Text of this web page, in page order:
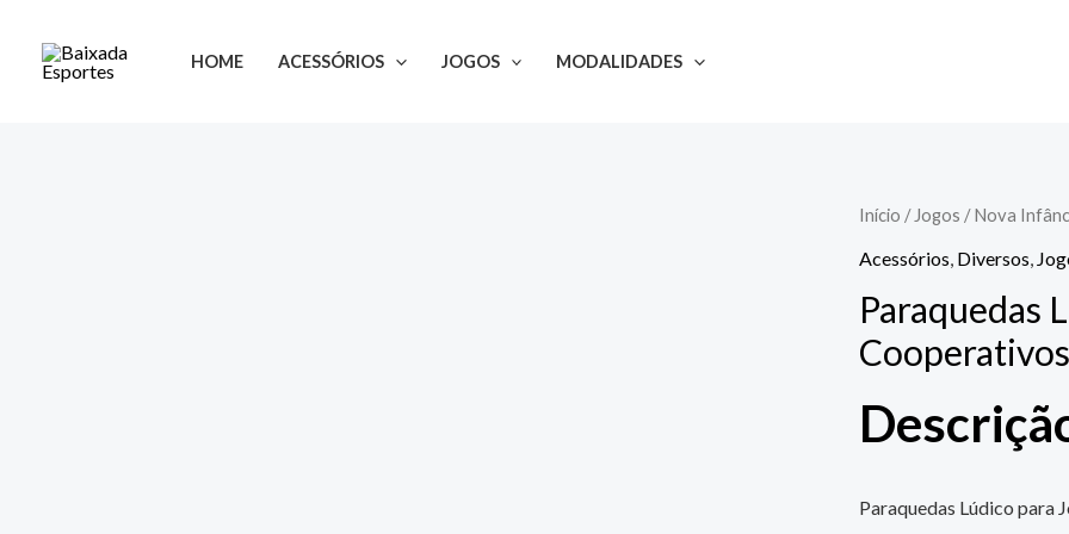
HOME ACESSÓRIOS JOGOS MODALIDADES
Início / Jogos /Nova
Acessórios Diversos
Paraquedas
Paraquedas Lúdico para